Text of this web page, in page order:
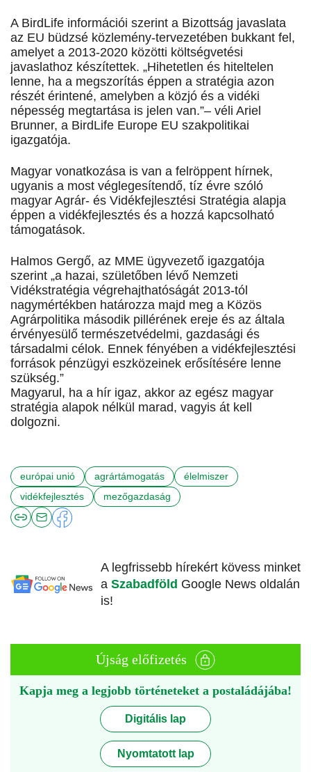
A BirdLife információi szerint a Bizottság javaslata
az EU büdzsé közlemény-tervezetében bukkant fel,
amelyet a 2013-2020 közötti költségvetési
javaslathoz készítettek. „Hihetetlen és hiteltelen
lenne, ha a megszorítás éppen a stratégia azon
részét érintené, amelyben a közjó és a vidéki
népesség megtartása is jelen van.”– véli Ariel
Brunner, a BirdLife Europe EU szakpolitikai
igazgatója.
Magyar vonatkozása is van a felröppent hírnek,
ugyanis a most véglegesítendő, tíz évre szóló
magyar Agrár- és Vidékfejlesztési Stratégia alapja
éppen a vidékfejlesztés és a hozzá kapcsolható
támogatások.
Halmos Gergő, az MME ügyvezető igazgatója
szerint „a hazai, születőben lévő Nemzeti
Vidékstratégia végrehajthatóságát 2013-tól
nagymértékben határozza majd meg a Közös
Agrárpolitika második pillérének ereje és az általa
érvényesülő természetvédelmi, gazdasági és
társadalmi célok. Ennek fényében a vidékfejlesztési
források pénzügyi eszközeinek erősítésére lenne
szükség.”
Magyarul, ha a hír igaz, akkor az egész magyar
stratégia alapok nélkül marad, vagyis át kell
dolgozni.
európai unió agrártámogatás
élelmiszer
vidékfejlesztés
mezőgazdaság
A legfrissebb hírekért kövess minket
a Szabadföld Google News oldalán
is!
Újság előfizetés
Kapja meg a legjobb történeteket a postaládájába!
Digitális lap
Nyomtatott lap